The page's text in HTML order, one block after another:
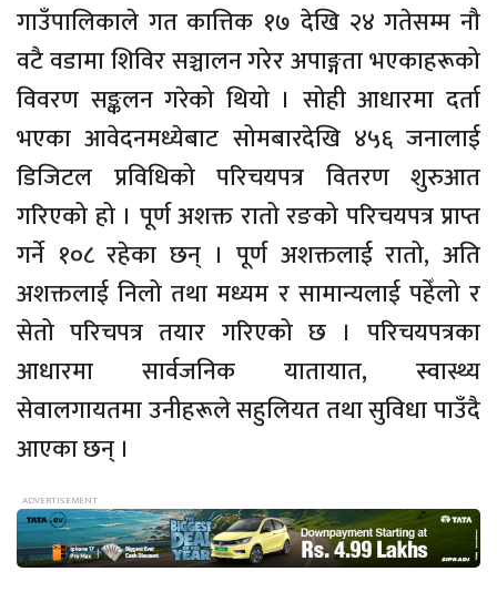
गाउँपालिकाले गत कात्तिक १७ देखि २४ गतेसम्म नौ
वटै वडामा शिविर सञ्चालन गरेर अपाङ्गता भएकाहरूको
विवरण सङ्कलन गरेको थियो । सोही आधारमा दर्ता
भएका आवेदनमध्येबाट सोमबारदेखि ४५६ जनालाई
डिजिटल प्रविधिको परिचयपत्र वितरण शुरुआत
गरिएको हो । पूर्ण अशक्त रातो रङको परिचयपत्र प्राप्त
गर्ने १०८ रहेका छन् । पूर्ण अशक्तलाई रातो, अति
अशक्तलाई निलो तथा मध्यम र सामान्यलाई पहेँलो र
सेतो परिचपत्र तयार गरिएको छ । परिचयपत्रका
आधारमा सार्वजनिक यातायात, स्वास्थ्य
सेवालगायतमा उनीहरूले सहुलियत तथा सुविधा पाउँदै
आएका छन् ।